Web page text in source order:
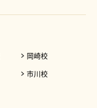
岡崎校
市川校